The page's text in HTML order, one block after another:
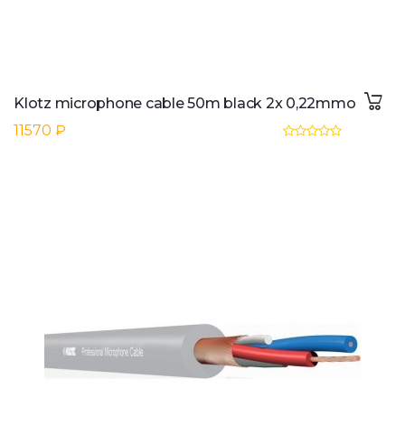
Klotz microphone cable 50m black 2x 0,22mmo
11570 ₽